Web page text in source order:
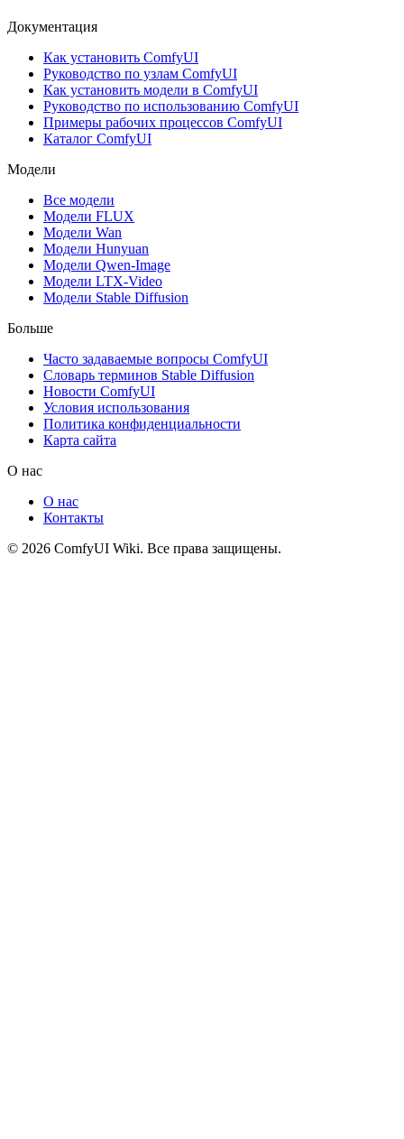
Документация
Как установить ComfyUI
Руководство по узлам ComfyUI
Как установить модели в ComfyUI
Руководство по использованию ComfyUI
Примеры рабочих процессов ComfyUI
Каталог ComfyUI
Модели
Все модели
Модели FLUX
Модели Wan
Модели Hunyuan
Модели Qwen-Image
Модели LTX-Video
Модели Stable Diffusion
Больше
Часто задаваемые вопросы ComfyUI
Словарь терминов Stable Diffusion
Новости ComfyUI
Условия использования
Политика конфиденциальности
Карта сайта
О нас
О нас
Контакты
© 2026 ComfyUI Wiki. Все права защищены.